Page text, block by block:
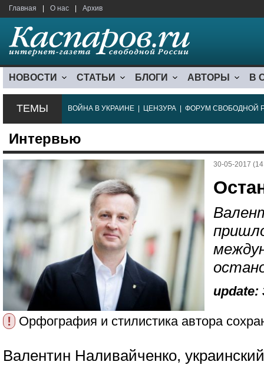
Главная О нас Архив
НОВОСТИ СТАТЬИ БЛОГИ АВТОРЫ В
ТЕМЫ ВОЙНА В УКРАИНЕ ЦЕНЗУРА ФОРУМ СВОБОДНОЙ
Интервью
30-05-2017
update:
! Орфография и стилистика автора
Валентин Наливайченко,